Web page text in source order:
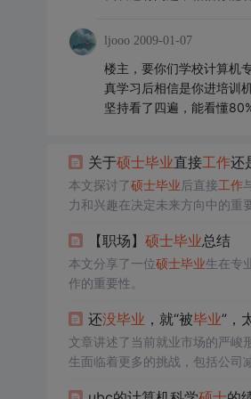
ljooo 2009-01-07
楼主，要你们学校计算机
真学习后相信是你进培训
坚持看了四遍，能看懂
关于硕士毕业直接工作还
本文探讨了硕士毕业后直接工作
力和兴趣在决定未来方向中的重
【职场】 硕士毕业总结
本文分享了一位硕士毕业生在专
作的重要性。
还没毕业 ，就“被毕业”，
文章讲述了当前就业市场的严峻
生面临着更多的挑战，包括公司